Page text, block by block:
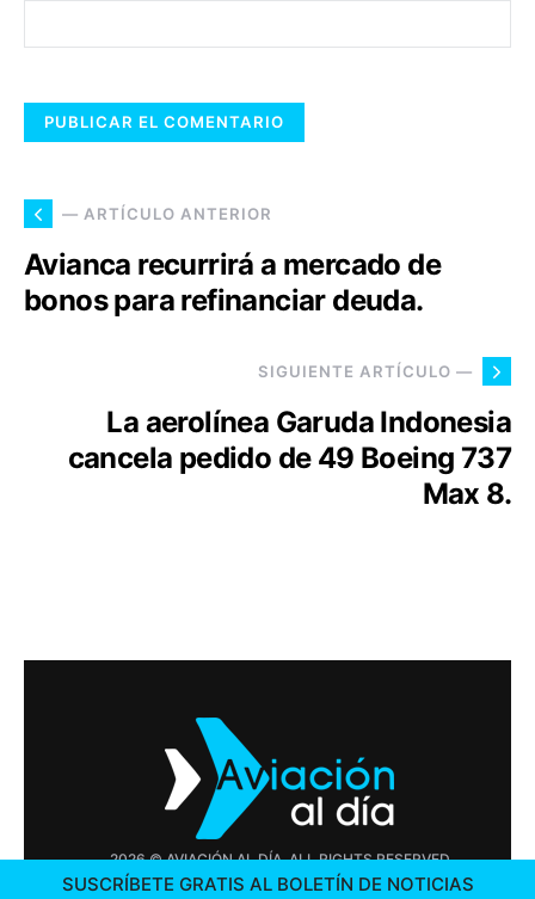
— ARTÍCULO ANTERIOR
Avianca recurrirá a mercado de
bonos para refinanciar deuda.
SIGUIENTE ARTÍCULO —
La aerolínea Garuda Indonesia
cancela pedido de 49 Boeing 737
Max 8.
2026 © AVIACIÓN AL DÍA. ALL RIGHTS RESERVED
SUSCRÍBETE GRATIS AL BOLETÍN DE NOTICIAS